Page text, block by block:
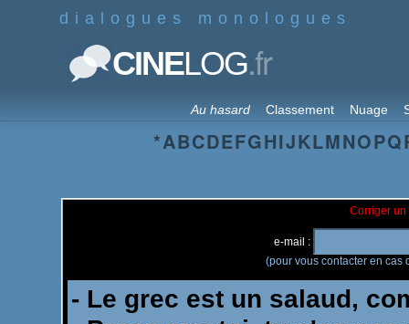
dialogues monologues
CINELOG.fr
Au hasard Classement Nuage
*ABCDEFGHIJKLMNOPQ
Corriger un
e-mail :
(pour vous contacter en cas